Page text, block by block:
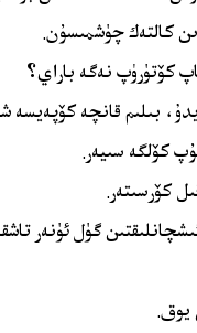
كالتەك چۈشمىسۇن.
كۆتۈرۈپ نەگە باراي؟
بىلىم قانچە كۆپەيسە
كۆلگە سىيەر.
كۆرسىتەر.
گۈل ئۈنەر
يوق.